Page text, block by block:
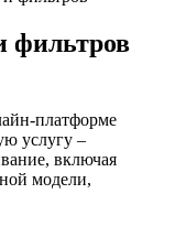
фильтров
платформе
услугу –
включая
модели,